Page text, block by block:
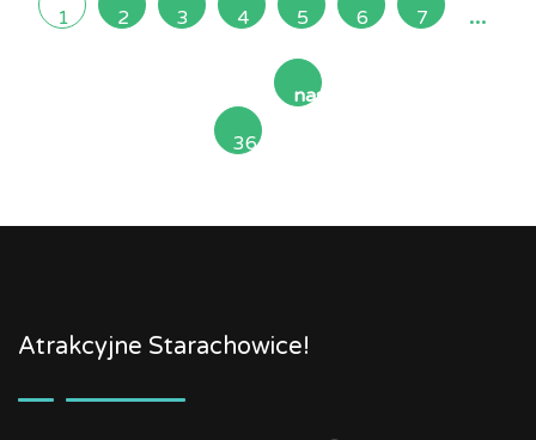
1 2 3 4 5 6 7 ...
36
następna
Atrakcyjne Starachowice!